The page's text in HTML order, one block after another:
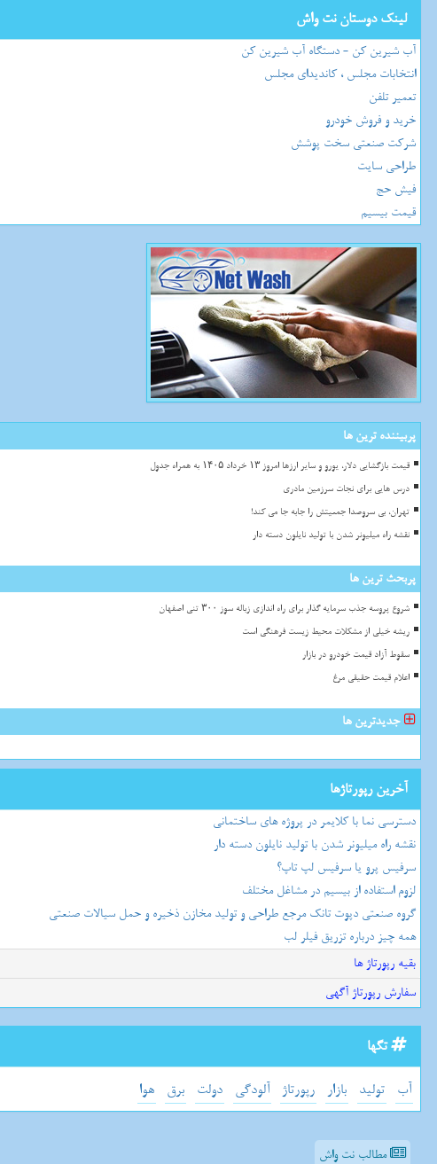
لینک دوستان نت واش
آب شیرین کن - دستگاه آب شیرین کن
انتخابات مجلس ، کاندیدای مجلس
تعمیر تلفن
خرید و فروش خودرو
شرکت صنعتی سخت پوشش
طراحی سایت
فیش حج
قیمت بیسیم
پربیننده ترین ها
قیمت بازگشایی دلار، یورو و سایر ارزها امروز ۱۳ خرداد ۱۴۰۵ به همراه جدول
درس هایی برای نجات سرزمین مادری
تهران، بی سروصدا جمعیتش را جابه جا می کند!
نقشه راه میلیونر شدن با تولید نایلون دسته دار
پربحث ترین ها
شروع پروسه جذب سرمایه گذار برای راه اندازی زباله سوز ۳۰۰ تنی اصفهان
ریشه خیلی از مشکلات محیط زیست فرهنگی است
سقوط آزاد قیمت خودرو در بازار
اعلام قیمت حقیقی مرغ
جدیدترین ها
آخرین رپورتاژها
دسترسی نما با کلایمر در پروژه های ساختمانی
نقشه راه میلیونر شدن با تولید نایلون دسته دار
سرفیس پرو یا سرفیس لپ تاپ؟
لزوم استفاده از بیسیم در مشاغل مختلف
گروه صنعتی دپوت تانک مرجع طراحی و تولید مخازن ذخیره و حمل سیالات صنعتی
همه چیز درباره تزریق فیلر لب
بقیه رپورتاژ ها
سفارش رپورتاژ آگهی
تگها
آب تولید بازار رپورتاژ آلودگی دولت برق هوا
مطالب نت واش